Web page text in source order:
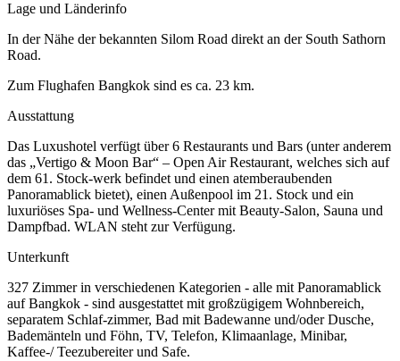
Lage und Länderinfo
In der Nähe der bekannten Silom Road direkt an der South Sathorn
Road.
Zum Flughafen Bangkok sind es ca. 23 km.
Ausstattung
Das Luxushotel verfügt über 6 Restaurants und Bars (unter anderem
das „Vertigo & Moon Bar“ – Open Air Restaurant, welches sich auf
dem 61. Stock-werk befindet und einen atemberaubenden
Panoramablick bietet), einen Außenpool im 21. Stock und ein
luxuriöses Spa- und Wellness-Center mit Beauty-Salon, Sauna und
Dampfbad. WLAN steht zur Verfügung.
Unterkunft
327 Zimmer in verschiedenen Kategorien - alle mit Panoramablick
auf Bangkok - sind ausgestattet mit großzügigem Wohnbereich,
separatem Schlaf-zimmer, Bad mit Badewanne und/oder Dusche,
Bademänteln und Föhn, TV, Telefon, Klimaanlage, Minibar,
Kaffee-/ Teezubereiter und Safe.